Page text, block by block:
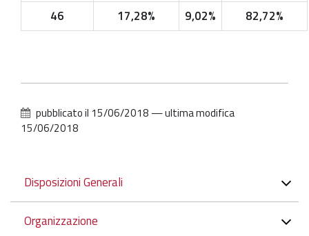
46 17,28% 9,02% 82,72%
pubblicato il 15/06/2018 —ultima modifica
15/06/2018
Navigazione
Disposizioni Generali
Organizzazione